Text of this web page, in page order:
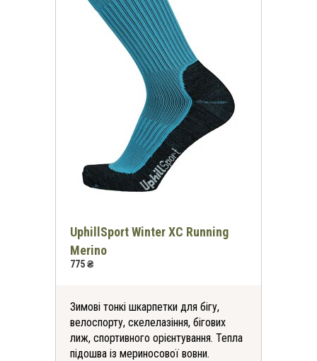
UphillSport Winter XC Running
Merino
775 ₴
Зимові тонкі шкарпетки для бігу,
велоспорту, скелелазіння, бігових
лиж, спортивного орієнтування. Тепла
підошва із мериносової вовни.